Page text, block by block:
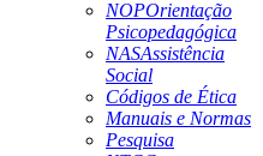
NOPOrientação
Psicopedagógica
NASAssistência
Social
Códigos de Ética
Manuais e Normas
Pesquisa